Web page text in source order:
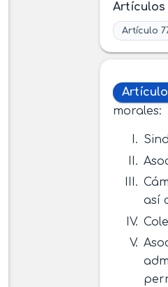
Artículos
Artículo
morales:
así